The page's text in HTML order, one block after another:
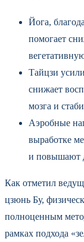
Йога,
помогает
Тайцзи
снижает
мозга и
Аэробные
выработке
и повышают
Как отметил
цзюнь Бу,
полноценным
рамках подхода